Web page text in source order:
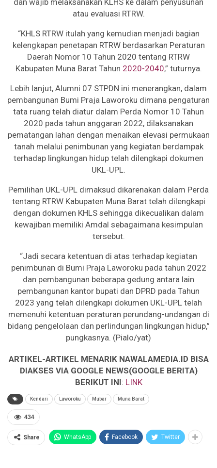
atau evaluasi RTRW.
“KHLS RTRW itulah yang kemudian menjadi bagian
kelengkapan penetapan RTRW berdasarkan Peraturan
Daerah Nomor 10 Tahun 2020 tentang RTRW
Kabupaten Muna Barat Tahun 2020-2040,” tuturnya.
Lebih lanjut, Alumni 07 STPDN ini menerangkan, dalam
pembangunan Bumi Praja Laworoku dimana pengaturan
tata ruang telah diatur dalam Perda Nomor 10 Tahun
2020 pada tahun anggaran 2022, dilaksanakan
pematangan lahan dengan menaikan elevasi permukaan
tanah melalui penimbunan yang kegiatan berdampak
terhadap lingkungan hidup telah dilengkapi dokumen
UKL-UPL.
Pemilihan UKL-UPL dimaksud dikarenakan dalam Perda
tentang RTRW Kabupaten Muna Barat telah dilengkapi
dengan dokumen KHLS sehingga dikecualikan dalam
kewajiban memiliki Amdal sebagaimana kesimpulan
tersebut.
“Jadi secara ketentuan di atas terhadap kegiatan
penimbunan di Bumi Praja Laworoku pada tahun 2022
dan pembangunan beberapa gedung antara lain
pembangunan kantor bupati dan DPRD pada Tahun
2023 yang telah dilengkapi dokumen UKL-UPL telah
memenuhi ketentuan peraturan perundang-undangan di
bidang pengelolaan dan perlindungan lingkungan hidup,”
pungkasnya. (Pialo/yat)
ARTIKEL-ARTIKEL MENARIK NAWALAMEDIA.ID BISA
DIAKSES VIA GOOGLE NEWS(GOOGLE BERITA)
BERIKUT INI: LINK
Kendari Laworoku Mubar Muna Barat
434
Share WhatsApp Facebook Twitter